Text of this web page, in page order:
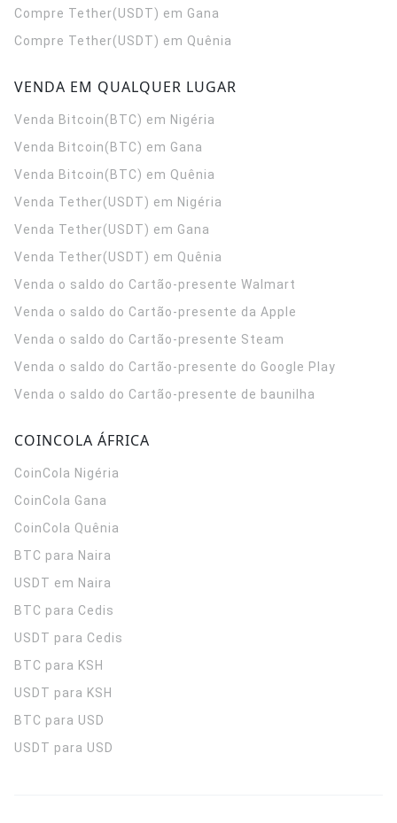
Compre Tether(USDT) em Gana
Compre Tether(USDT) em Quênia
VENDA EM QUALQUER LUGAR
Venda Bitcoin(BTC) em Nigéria
Venda Bitcoin(BTC) em Gana
Venda Bitcoin(BTC) em Quênia
Venda Tether(USDT) em Nigéria
Venda Tether(USDT) em Gana
Venda Tether(USDT) em Quênia
Venda o saldo do Cartão-presente Walmart
Venda o saldo do Cartão-presente da Apple
Venda o saldo do Cartão-presente Steam
Venda o saldo do Cartão-presente do Google Play
Venda o saldo do Cartão-presente de baunilha
COINCOLA ÁFRICA
CoinCola Nigéria
CoinCola Gana
CoinCola Quênia
BTC para Naira
USDT em Naira
BTC para Cedis
USDT para Cedis
BTC para KSH
USDT para KSH
BTC para USD
USDT para USD